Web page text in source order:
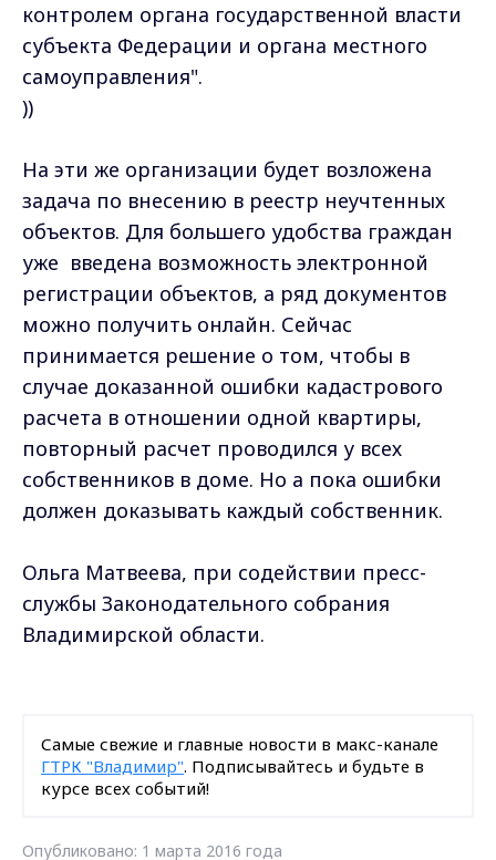
контролем органа государственной власти
субъекта Федерации и органа местного
самоуправления".
))
На эти же организации будет возложена
задача по внесению в реестр неучтенных
объектов. Для большего удобства граждан
уже введена возможность электронной
регистрации объектов, а ряд документов
можно получить онлайн. Сейчас
принимается решение о том, чтобы в
случае доказанной ошибки кадастрового
расчета в отношении одной квартиры,
повторный расчет проводился у всех
собственников в доме. Но а пока ошибки
должен доказывать каждый собственник.
Ольга Матвеева, при содействии пресс-
службы Законодательного собрания
Владимирской области.
Самые свежие и главные новости в макс-канале
ГТРК "Владимир". Подписывайтесь и будьте в
курсе всех событий!
Опубликовано: 1 марта 2016 года